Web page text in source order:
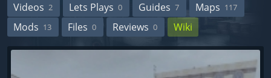
Videos 2 Lets Plays 0 Guides 7 Maps 117
Mods 13 Files 0 Reviews 0 Wiki